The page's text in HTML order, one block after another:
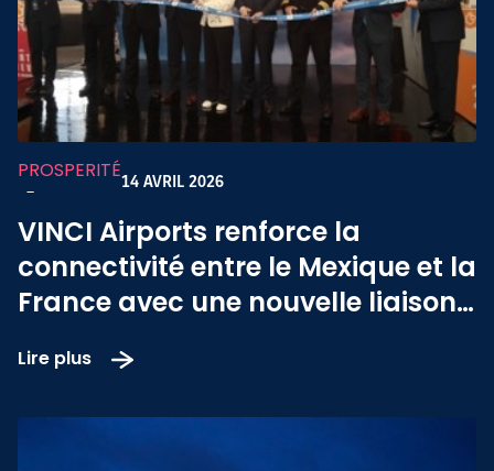
PROSPERITÉ
-
14 AVRIL 2026
VINCI Airports renforce la
connectivité entre le Mexique et la
France avec une nouvelle liaison
Lire plus